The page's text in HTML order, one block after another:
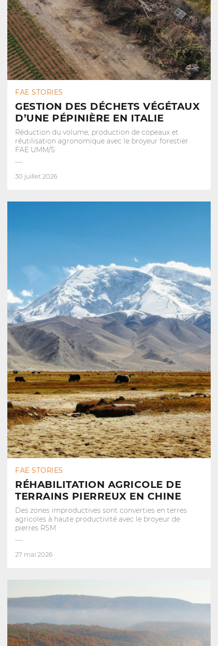
FAE STORIES
GESTION DES DÉCHETS VÉGÉTAUX
D’UNE PÉPINIÈRE EN ITALIE
Réduction du volume, production de copeaux et
réutilisation agronomique avec le broyeur forestier
FAE UMM/S
30 juillet 2026
FAE STORIES
RÉHABILITATION AGRICOLE DE
TERRAINS PIERREUX EN CHINE
Des zones improductives sont converties en terres
agricoles à haute productivité avec le broyeur de
pierres RSM
27 mai 2026